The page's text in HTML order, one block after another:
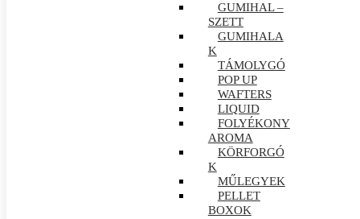
GUMIHAL –
SZETT
GUMIHALA
K
TÁMOLYGÓ
POP UP
WAFTERS
LIQUID
FOLYÉKONY
AROMA
KÖRFORGÓ
K
MŰLEGYEK
PELLET
BOXOK